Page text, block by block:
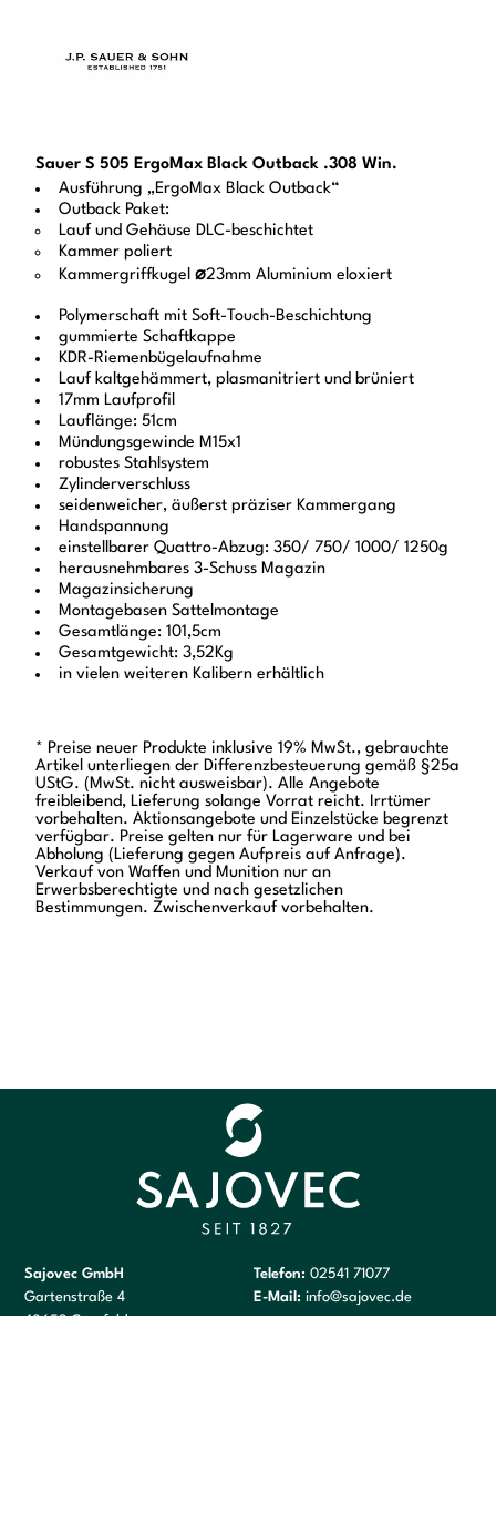
Sauer S 505 ErgoMax Black Outback .308 Win.
Ausführung „ErgoMax Black Outback“
Outback Paket:
Lauf und Gehäuse DLC-beschichtet
Kammer poliert
Kammergriffkugel⌀23mm Aluminium eloxiert
Polymerschaft mit Soft-Touch-Beschichtung
gummierte Schaftkappe
KDR-Riemenbügelaufnahme
Lauf kaltgehämmert, plasmanitriert und brüniert
17mm Laufprofil
Lauflänge: 51cm
Mündungsgewinde M15x1
robustes Stahlsystem
Zylinderverschluss
seidenweicher, äußerst präziser Kammergang
Handspannung
einstellbarer Quattro-Abzug: 350/ 750/ 1000/ 1250g
herausnehmbares 3-Schuss Magazin
Magazinsicherung
Montagebasen Sattelmontage
Gesamtlänge: 101,5cm
Gesamtgewicht: 3,52Kg
in vielen weiteren Kalibern erhältlich
* Preise neuer Produkte inklusive 19% MwSt., gebrauchte
Artikel unterliegen der Differenzbesteuerung gemäß §25a
UStG. (MwSt. nicht ausweisbar). Alle Angebote
freibleibend, Lieferung solange Vorrat reicht. Irrtümer
vorbehalten. Aktionsangebote und Einzelstücke begrenzt
verfügbar. Preise gelten nur für Lagerware und bei
Abholung (Lieferung gegen Aufpreis auf Anfrage).
Verkauf von Waffen und Munition nur an
Erwerbsberechtigte und nach gesetzlichen
Bestimmungen. Zwischenverkauf vorbehalten.
Sajovec GmbH
Gartenstraße 4
48653 Coesfeld
Telefon: 02541 71077
E-Mail: info@sajovec.de